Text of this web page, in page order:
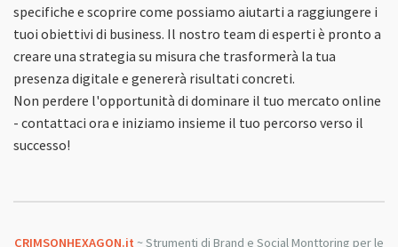
specifiche e scoprire come possiamo aiutarti a raggiungere i
tuoi obiettivi di business. Il nostro team di esperti è pronto a
creare una strategia su misura che trasformerà la tua
presenza digitale e genererà risultati concreti.
Non perdere l'opportunità di dominare il tuo mercato online
- contattaci ora e iniziamo insieme il tuo percorso verso il
successo!
CRIMSONHEXAGON.it ~ Strumenti di Brand e Social Monttoring per le